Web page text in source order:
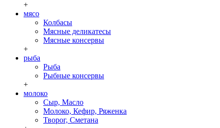
+
мясо
Колбасы
Мясные деликатесы
Мясные консервы
+
рыба
Рыба
Рыбные консервы
+
молоко
Сыр, Масло
Молоко, Кефир, Ряженка
Творог, Сметана